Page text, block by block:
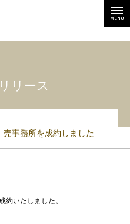
リース
事務所を成約しました
いたしました。